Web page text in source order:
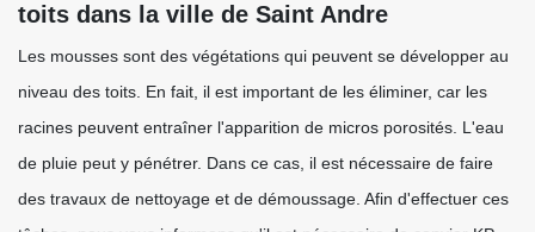
toits dans la ville de Saint Andre
Les mousses sont des végétations qui peuvent se développer au
niveau des toits. En fait, il est important de les éliminer, car les
racines peuvent entraîner l'apparition de micros porosités. L'eau
de pluie peut y pénétrer. Dans ce cas, il est nécessaire de faire
des travaux de nettoyage et de démoussage. Afin d'effectuer ces